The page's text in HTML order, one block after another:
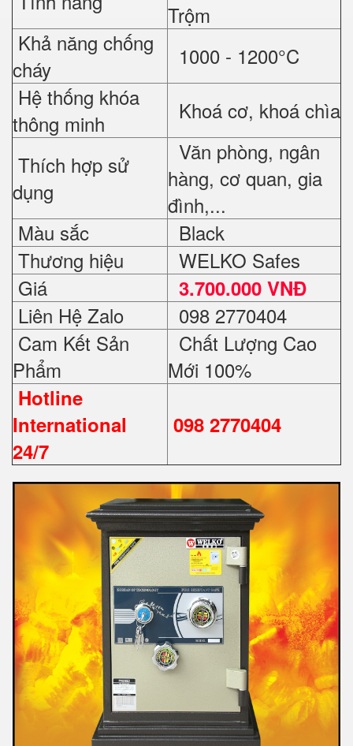
Trộm
Khả năng chống
cháy
1000 - 1200°C
Hệ thống khóa
thông minh
Khoá cơ, khoá chìa
Thích hợp sử
dụng
Văn phòng, ngân
hàng, cơ quan, gia
đình,...
Màu sắc
Black
Thương hiệu
WELKO Safes
Giá
3.700.000 VNĐ
Liên Hệ Zalo
098 2770404
Cam Kết Sản
Phẩm
Chất Lượng Cao
Mới 100%
Hotline
International
24/7
098 2770404